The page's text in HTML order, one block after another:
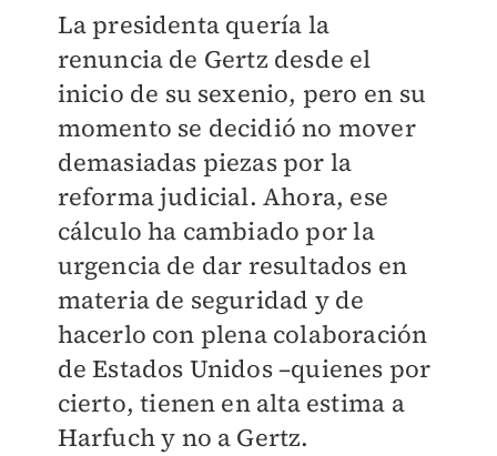
La presidenta quería la
renuncia de Gertz desde el
inicio de su sexenio, pero en su
momento se decidió no mover
demasiadas piezas por la
reforma judicial. Ahora, ese
cálculo ha cambiado por la
urgencia de dar resultados en
materia de seguridad y de
hacerlo con plena colaboración
de Estados Unidos –quienes por
cierto, tienen en alta estima a
Harfuch y no a Gertz.